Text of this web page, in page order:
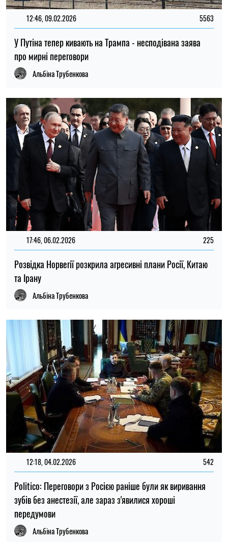
12:46, 09.02.2026 5563
У Путіна тепер кивають на Трампа - несподівана заява
про мирні переговори
Альбіна Трубенкова
17:46, 06.02.2026 225
Розвідка Норвегії розкрила агресивні плани Росії, Китаю
та Ірану
Альбіна Трубенкова
12:18, 04.02.2026 542
Politico: Переговори з Росією раніше були як виривання
зубів без анестезії, але зараз з'явилися хороші
передумови
Альбіна Трубенкова